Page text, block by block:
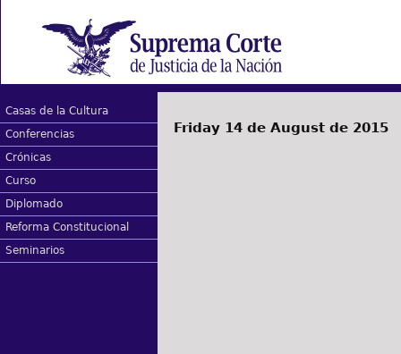
Casas de la Cultura
Conferencias
Crónicas
Curso
Diplomado
Reforma Constitucional
Seminarios
Friday 14 de August de 2015